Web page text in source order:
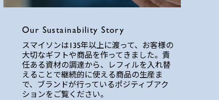
Our Sustainability Story
スマイソンは135年以上に渡って、お客様の
大切なギフトや商品を作ってきました。責
任ある資材の調達から、レフィルを入れ替
えることで継続的に使える商品の生産ま
で、ブランドが行っているポジティブアク
ションをご覧ください。